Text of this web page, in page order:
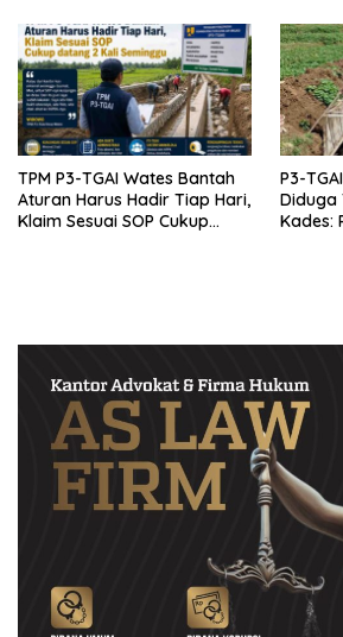
TPM P3-TGAI Wates Bantah
Aturan Harus Hadir Tiap Hari,
Klaim Sesuai SOP Cukup
P3-
Diduga
Kades: